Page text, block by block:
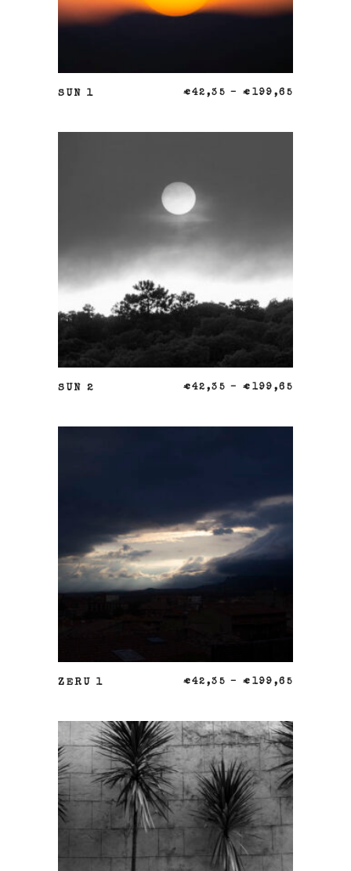
SELECCIONAR OPCIONES
SUN 1 €42,35 –€ 199,65
SELECCIONAR OPCIONES
SUN 2 €42,35 –€ 199,65
SELECCIONAR OPCIONES
ZERU 1 €42,35 –€ 199,65